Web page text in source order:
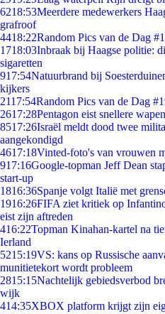
6218:53Meerdere medewerkers
grafroof
4418:22Random Pics van de Dag
1718:03Inbraak bij Haagse politie:
sigaretten
917:54Natuurbrand bij
kijkers
2117:54Random Pics van de Dag
2617:28Pentagon eist snellere
8517:26Israël meldt dood twee
aangekondigd
4617:18Vinted-foto's van vrouwen
917:16Google-topman Jeff Dean
start-up
1816:36Spanje volgt Italië met
1916:26FIFA ziet kritiek op
eist zijn aftreden
416:22Topman Kinahan-kartel na
Ierland
5215:19VS: kans op Russische
munitietekort wordt probleem
2815:15Nachtelijk gebiedsverbod
wijk
414:35XBOX platform krijgt zijn